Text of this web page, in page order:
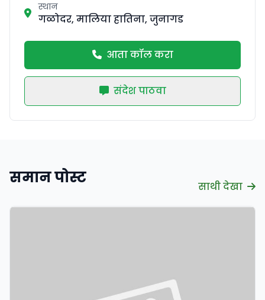
स्थान
गळोदर, मालिया हातिना, जुनागड
आता कॉल करा
संदेश पाठवा
समान पोस्ट साथी देखा